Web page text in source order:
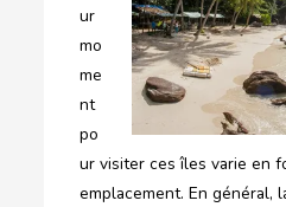
ur
mo
me
nt
po
ur visiter ces îles varie en
emplacement. En général,